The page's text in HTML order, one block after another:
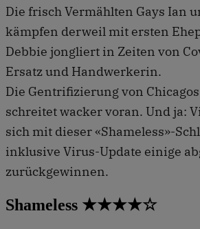
Die frisch Vermählten Gays Ian
kämpfen derweil mit ersten
Debbie jongliert in Zeiten von
Ersatz und Handwerkerin.
Die Gentrifizierung von
schreitet wacker voran. Und ja:
sich mit dieser «Shameless»-
inklusive Virus-Update einige
zurückgewinnen.
Shameless ★★★★☆